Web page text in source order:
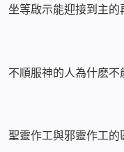
坐等啟示能迎接到主的
不順服神的人為什麽不
聖靈作工與邪靈作工的